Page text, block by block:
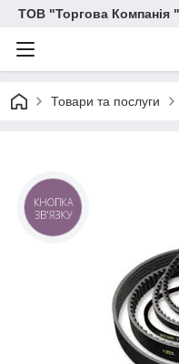
ТОВ "Торгова Компанія
Товари та послуги
КНОПКА
ЗВ'ЯЗКУ